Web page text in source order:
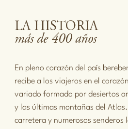
LA HISTORIA
más de 400 años
En pleno corazón del país
recibe a los viajeros en el
variado formado por desiertos
y las últimas montañas del
carretera y numerosos senderos